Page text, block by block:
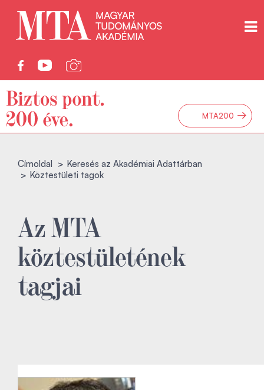
MTA200 →
Címoldal
Keresés az Akadémiai Adattárban
Köztestületi tagok
Az MTA
köztestületének
tagjai